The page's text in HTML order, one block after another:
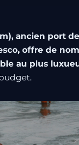
ancien port
offre de
au plus